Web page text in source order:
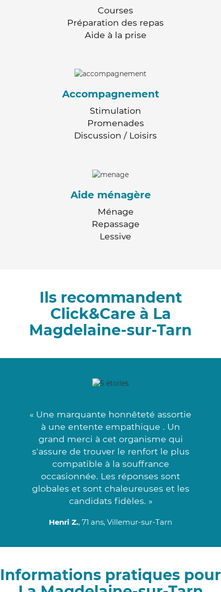
Courses
Préparation des repas
Aide à la prise
Accompagnement
Stimulation
Promenades
Discussion / Loisirs
Aide ménagère
Ménage
Repassage
Lessive
Ils recommandent
Click&Care à La
Magdelaine-sur-Tarn
« Une marquante honnêteté assortie
à une entente empathique . Un
grand merci à cet organisme qui
s'assure de trouver le renfort le plus
compatible à la souffrance
occasionnée. Les réponses sont
globales et sont chaleureuses et les
candidats fidèles. »
Henri Z., 71 ans, Villemur-sur-Tarn
Informations pratiques pour